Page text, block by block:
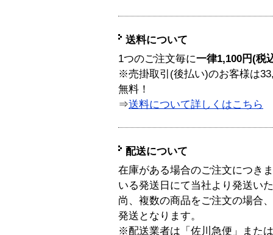
送料について
1つのご注文毎に一律1,100円(税
※売掛取引(後払い)のお客様は
無料！
⇒送料について詳しくはこちら
配送について
在庫がある場合のご注文につき
いる発送日にて当社より発送い
尚、複数の商品をご注文の場合
発送となります。
※配送業者は「佐川急便」また